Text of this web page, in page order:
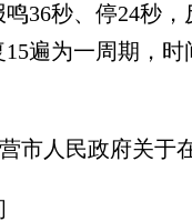
36秒、停24秒
遍为一周期，
市人民政府关于